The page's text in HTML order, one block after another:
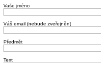
Vaše jméno
Váš email (nebude zveřejněn)
Předmět
Text